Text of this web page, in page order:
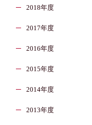
2018年度
2017年度
2016年度
2015年度
2014年度
2013年度